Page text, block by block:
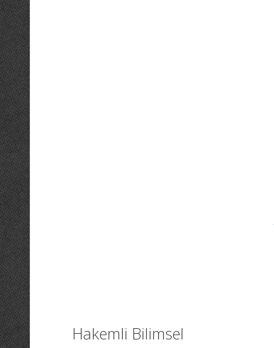
Hakemli Bilimsel